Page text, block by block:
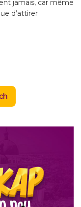
jamais, car même
d’attirer